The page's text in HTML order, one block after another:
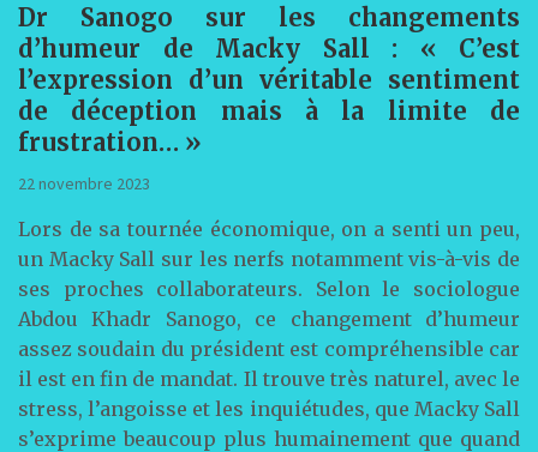
Dr Sanogo sur les changements
d’humeur de Macky Sall : « C’est
l’expression d’un véritable sentiment
de déception mais à la limite de
frustration… »
22 novembre 2023
Lors de sa tournée économique, on a senti un peu,
un Macky Sall sur les nerfs notamment vis-à-vis de
ses proches collaborateurs. Selon le sociologue
Abdou Khadr Sanogo, ce changement d’humeur
assez soudain du président est compréhensible car
il est en fin de mandat. Il trouve très naturel, avec le
stress, l’angoisse et les inquiétudes, que Macky Sall
s’exprime beaucoup plus humainement que quand